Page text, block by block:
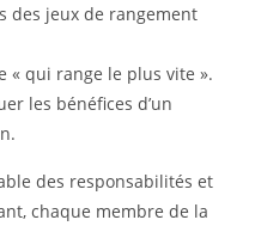
des jeux de rangement
« qui range le plus vite ».
les bénéfices d’un
des responsabilités et
chaque membre de la